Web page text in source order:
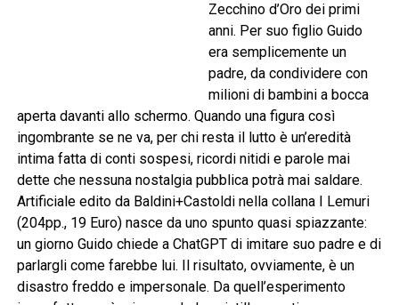
Zecchino d’Oro dei primi
anni. Per suo figlio Guido
era semplicemente un
padre, da condividere con
milioni di bambini a bocca
aperta davanti allo schermo. Quando una figura così
ingombrante se ne va, per chi resta il lutto è un’eredità
intima fatta di conti sospesi, ricordi nitidi e parole mai
dette che nessuna nostalgia pubblica potrà mai saldare.
Artificiale edito da Baldini+Castoldi nella collana I Lemuri
(204pp., 19 Euro) nasce da uno spunto quasi spiazzante:
un giorno Guido chiede a ChatGPT di imitare suo padre e di
parlargli come farebbe lui. Il risultato, ovviamente, è un
disastro freddo e impersonale. Da quell’esperimento